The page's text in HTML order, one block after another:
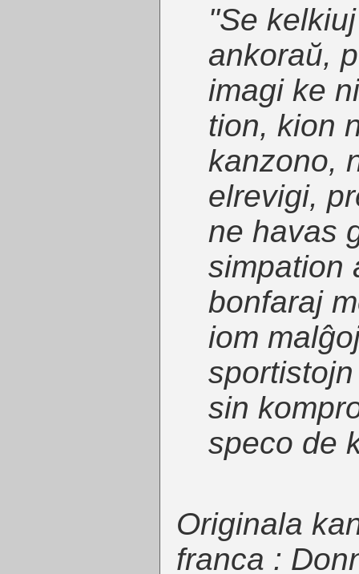
"Se
ankoraŭ,
imagi ke
tion, kion
kanzono,
elrevigi,
ne havas
simpation
bonfaraj
iom
sin
speco de
Originala
franca :